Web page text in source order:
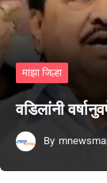
माझा जिल्हा
वडिलांनी
By